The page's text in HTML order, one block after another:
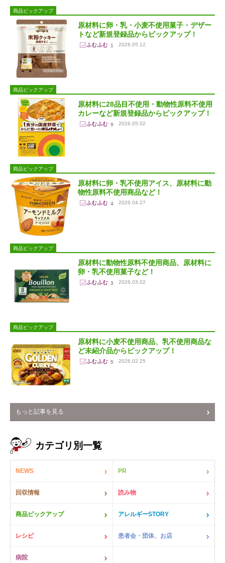
商品ピックアップ
原材料に卵・乳・小麦不使用菓子・デザー
トなど新規登録品からピックアップ！
1 2026.05.12
商品ピックアップ
原材料に28品目不使用・動物性原料不使用
カレーなど新規登録品からピックアップ！
9 2026.05.02
商品ピックアップ
原材料に卵・乳不使用アイス、原材料に動
物性原料不使用商品など！
4 2026.04.27
商品ピックアップ
原材料に動物性原料不使用商品、原材料に
卵・乳不使用菓子など！
3 2026.03.02
商品ピックアップ
原材料に小麦不使用商品、乳不使用商品な
ど未紹介品からピックアップ！
5 2026.02.25
もっと記事を見る
カテゴリ別一覧
NEWS PR
回収情報 読み物
商品ピックアップ アレルギーSTORY
レシピ 患者会・団体、お店
病院